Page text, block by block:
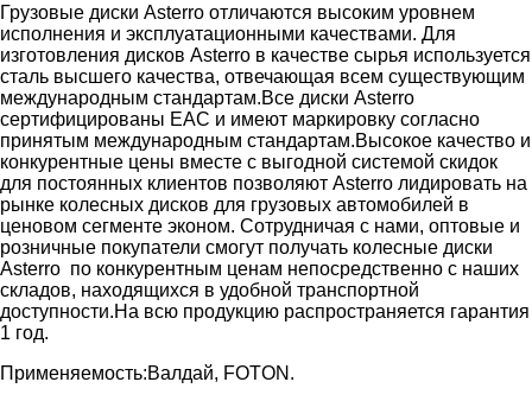
Грузовые диски Asterro отличаются высоким уровнем
исполнения и эксплуатационными качествами. Для
изготовления дисков Asterro в качестве сырья используется
сталь высшего качества, отвечающая всем существующим
международным стандартам.Все диски Asterro
сертифицированы ЕАС и имеют маркировку согласно
принятым международным стандартам.Высокое качество и
конкурентные цены вместе с выгодной системой скидок
для постоянных клиентов позволяют Asterro лидировать на
рынке колесных дисков для грузовых автомобилей в
ценовом сегменте эконом. Сотрудничая с нами, оптовые и
розничные покупатели смогут получать колесные диски
Asterro по конкурентным ценам непосредственно с наших
складов, находящихся в удобной транспортной
доступности.На всю продукцию распространяется гарантия
1 год.
Применяемость:Валдай, FOTON.